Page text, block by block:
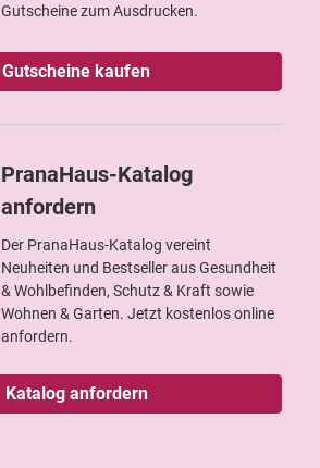
Gutscheine zum Ausdrucken.
Gutscheine kaufen
PranaHaus-Katalog
anfordern
Der PranaHaus-Katalog vereint
Neuheiten und Bestseller aus Gesundheit
& Wohlbefinden, Schutz & Kraft sowie
Wohnen & Garten. Jetzt kostenlos online
anfordern.
Katalog anfordern